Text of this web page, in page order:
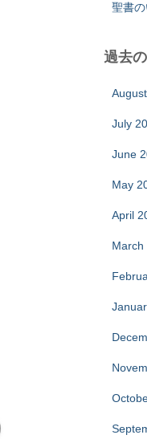
聖書
過去
July
June
May
April
March